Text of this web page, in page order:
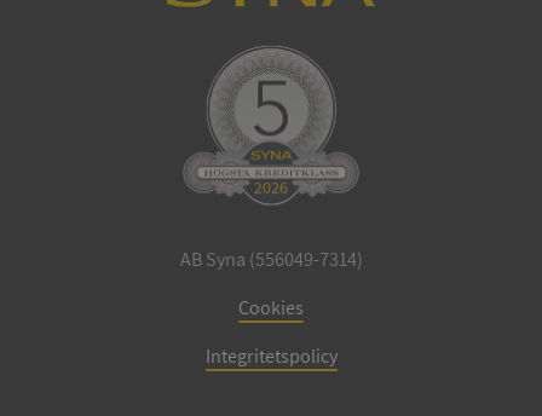
AB Syna (556049-7314)
Cookies
Integritetspolicyen.syna.se